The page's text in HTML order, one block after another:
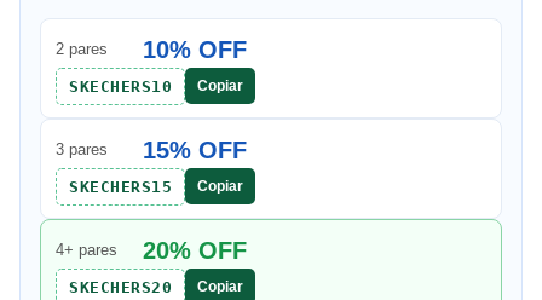
2 pares 10% OFF
SKECHERS10 Copiar
3 pares 15% OFF
SKECHERS15 Copiar
4+ pares 20% OFF
SKECHERS20 Copiar